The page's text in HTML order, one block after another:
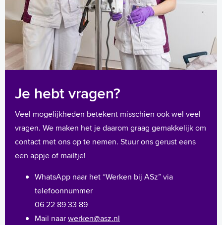
Je hebt vragen?
Veel mogelijkheden betekent misschien ook wel veel
vragen. We maken het je daarom graag gemakkelijk om
contact met ons op te nemen. Stuur ons gerust eens
een appje of mailtje!
WhatsApp naar het “Werken bij ASz” via
telefoonnummer
06 22 89 33 89
Mail naarwerken@asz.nl